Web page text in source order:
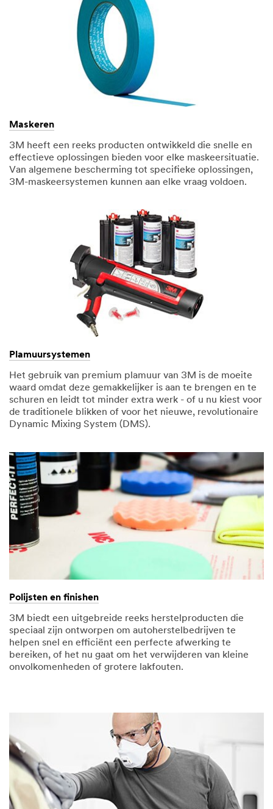
Maskeren
3M heeft een reeks producten ontwikkeld die snelle en
effectieve oplossingen bieden voor elke maskeersituatie.
Van algemene bescherming tot specifieke oplossingen,
3M-maskeersystemen kunnen aan elke vraag voldoen.
Plamuursystemen
Het gebruik van premium plamuur van 3M is de moeite
waard omdat deze gemakkelijker is aan te brengen en te
schuren en leidt tot minder extra werk - of u nu kiest voor
de traditionele blikken of voor het nieuwe, revolutionaire
Dynamic Mixing System (DMS).
Polijsten en finishen
3M biedt een uitgebreide reeks herstelproducten die
speciaal zijn ontworpen om autoherstelbedrijven te
helpen snel en efficiënt een perfecte afwerking te
bereiken, of het nu gaat om het verwijderen van kleine
onvolkomenheden of grotere lakfouten.